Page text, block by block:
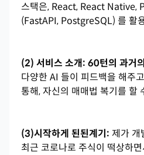
스택은, React, React
(FastAPI, PostgreSQL) 를 활
(2) 서비스 소개: 60턴의 과거
다양한 AI 들이 피드백을 해주
통해, 자신의 매매법 복기를 할
(3)시작하게 된된계기: 제가 개
최근 코로나로 주식이 떡상하